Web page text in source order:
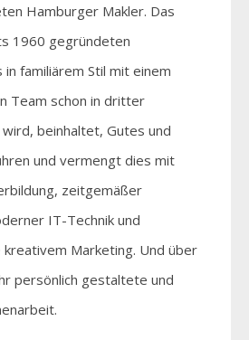
Hamburger Makler. Das
1960 gegründeten
familiärem Stil mit einem
Team schon in dritter
beinhaltet, Gutes und
und vermengt dies mit
zeitgemäßer
IT-Technik und
Marketing. Und über
persönlich gestaltete und